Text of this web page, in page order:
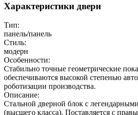
Характеристики двери
Тип:
панель/панель
Стиль:
модерн
Особенности:
Стабильно точные геометрические
обеспечиваются высокой степенью
роботизации производства.
Описание:
Стальной дверной блок с
(высшего класса). Поставляется с